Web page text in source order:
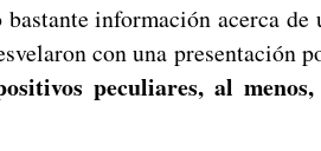
información acerca
con una presentación
peculiares, al